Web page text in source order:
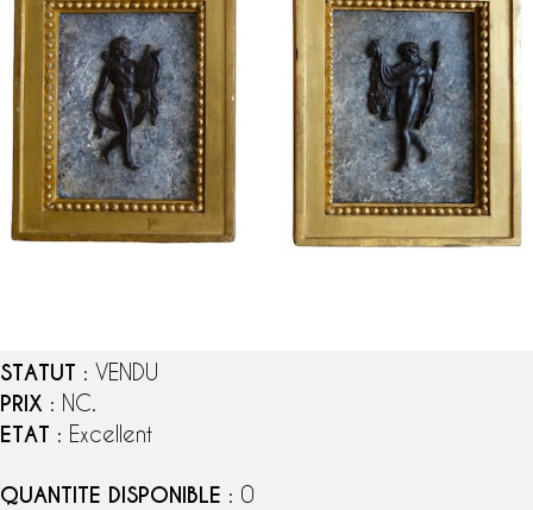
STATUT : VENDU
PRIX : NC.
ETAT : Excellent
QUANTITE DISPONIBLE : 0